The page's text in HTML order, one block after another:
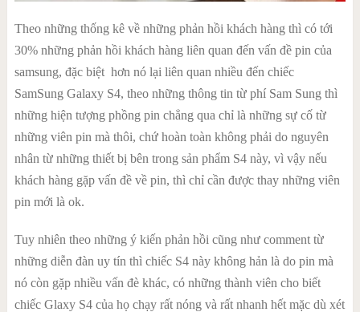
Theo những thống kê về những phản hồi khách hàng thì có tới
30% những phản hồi khách hàng liên quan đến vấn đề pin của
samsung, đặc biệt hơn nó lại liên quan nhiều đến chiếc
SamSung Galaxy S4, theo những thông tin từ phí Sam Sung thì
những hiện tượng phồng pin chẳng qua chỉ là những sự cố từ
những viên pin mà thôi, chứ hoàn toàn không phải do nguyên
nhân từ những thiết bị bên trong sản phẩm S4 này, vì vậy nếu
khách hàng gặp vấn đề về pin, thì chỉ cần được thay những viên
pin mới là ok.
Tuy nhiên theo những ý kiến phản hồi cũng như comment từ
những diễn đàn uy tín thì chiếc S4 này không hản là do pin mà
nó còn gặp nhiều vấn đè khác, có những thành viên cho biết
chiếc Glaxy S4 của họ chạy rất nóng và rất nhanh hết mặc dù xét